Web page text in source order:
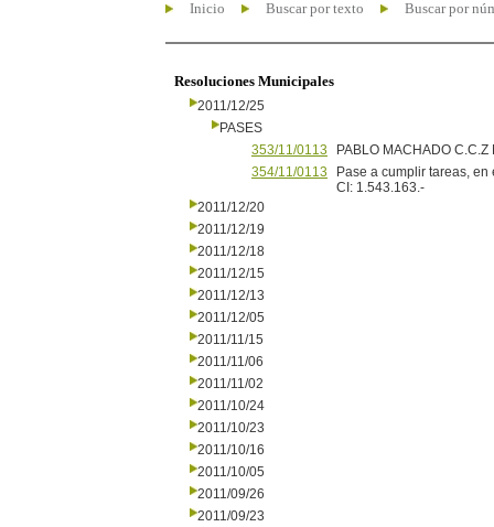
Inicio Buscar por texto Buscar por
Resoluciones Municipales
2011/12/25
PASES
353/11/0113
PABLO MACHADO
354/11/0113
Pase a cumplir tareas,
CI: 1.543.163.-
2011/12/20
2011/12/19
2011/12/18
2011/12/15
2011/12/13
2011/12/05
2011/11/15
2011/11/06
2011/11/02
2011/10/24
2011/10/23
2011/10/16
2011/10/05
2011/09/26
2011/09/23